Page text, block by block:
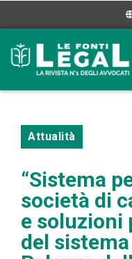
Attualità
“Sistema
società di
e soluzioni
del